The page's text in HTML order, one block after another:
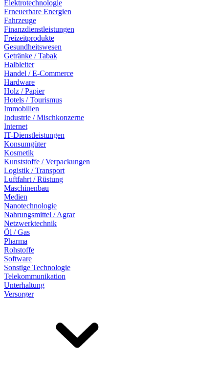
Elektrotechnologie
Erneuerbare Energien
Fahrzeuge
Finanzdienstleistungen
Freizeitprodukte
Gesundheitswesen
Getränke / Tabak
Halbleiter
Handel / E-Commerce
Hardware
Holz / Papier
Hotels / Tourismus
Immobilien
Industrie / Mischkonzerne
Internet
IT-Dienstleistungen
Konsumgüter
Kosmetik
Kunststoffe / Verpackungen
Logistik / Transport
Luftfahrt / Rüstung
Maschinenbau
Medien
Nanotechnologie
Nahrungsmittel / Agrar
Netzwerktechnik
Öl / Gas
Pharma
Rohstoffe
Software
Sonstige Technologie
Telekommunikation
Unterhaltung
Versorger